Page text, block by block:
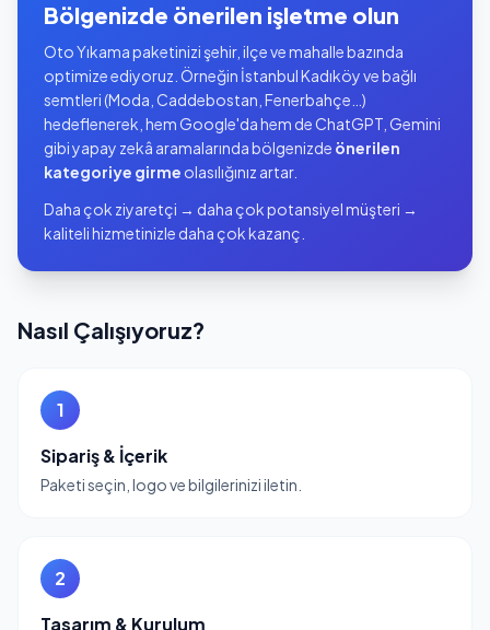
Bölgenizde önerilen işletme olun
Oto Yıkama paketinizi şehir, ilçe ve mahalle bazında
optimize ediyoruz. Örneğin İstanbul Kadıköy ve bağlı
semtleri (Moda, Caddebostan, Fenerbahçe…)
hedeflenerek, hem Google'da hem de ChatGPT, Gemini
gibi yapay zekâ aramalarında bölgenizde önerilen
kategoriye girme olasılığınız artar.
Daha çok ziyaretçi → daha çok potansiyel müşteri →
kaliteli hizmetinizle daha çok kazanç.
Nasıl Çalışıyoruz?
1
Sipariş & İçerik
Paketi seçin, logo ve bilgilerinizi iletin.
2
Tasarım & Kurulum